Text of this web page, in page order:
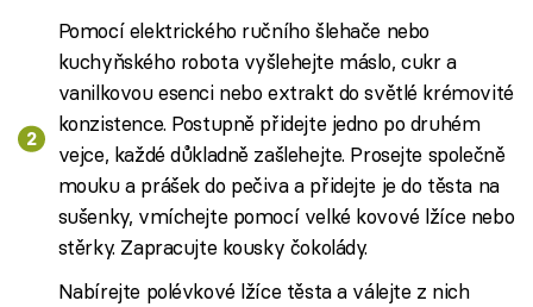
Pomocí elektrického ručního šlehače nebo
kuchyňského robota vyšlehejte máslo, cukr a
vanilkovou esenci nebo extrakt do světlé krémovité
konzistence. Postupně přidejte jedno po druhém
vejce, každé důkladně zašlehejte. Prosejte společně
mouku a prášek do pečiva a přidejte je do těsta na
sušenky, vmíchejte pomocí velké kovové lžíce nebo
stěrky. Zapracujte kousky čokolády.
Nabírejte polévkové lžíce těsta a válejte z nich